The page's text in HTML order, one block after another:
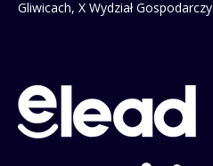
Gliwicach, X Wydział Gospodarczy